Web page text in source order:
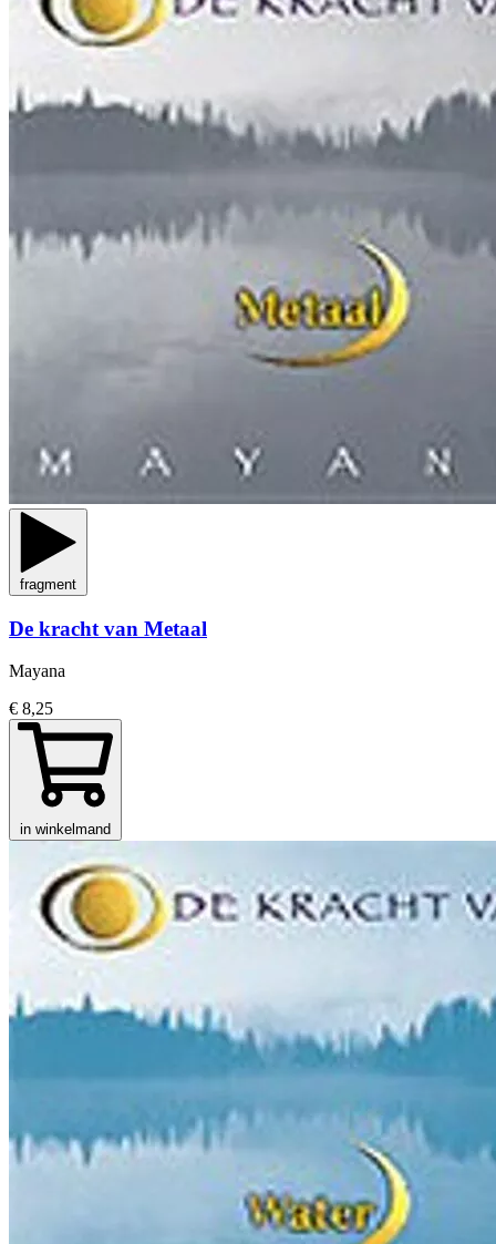
fragment
De kracht van Metaal
Mayana
€ 8,25
in winkelmand